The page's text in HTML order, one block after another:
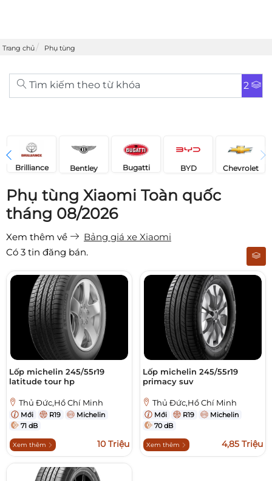
Trang chủ Phụ tùng
Tìm kiếm theo từ khóa 2
Brilliance Bentley Bugatti BYD Chevrolet
Phụ tùng Xiaomi Toàn quốc
tháng 08/2026
Xem thêm về
Bảng giá xe Xiaomi
Có 3 tin đăng bán.
Lốp michelin 245/55r19
latitude tour hp
Thủ Đức,Hồ Chí Minh
Mới R19
Michelin
71 dB
Xem thêm 10 Triệu
Lốp michelin 245/55r19
primacy suv
Thủ Đức,Hồ Chí Minh
Mới R19
Michelin
70 dB
Xem thêm 4,85 Triệu